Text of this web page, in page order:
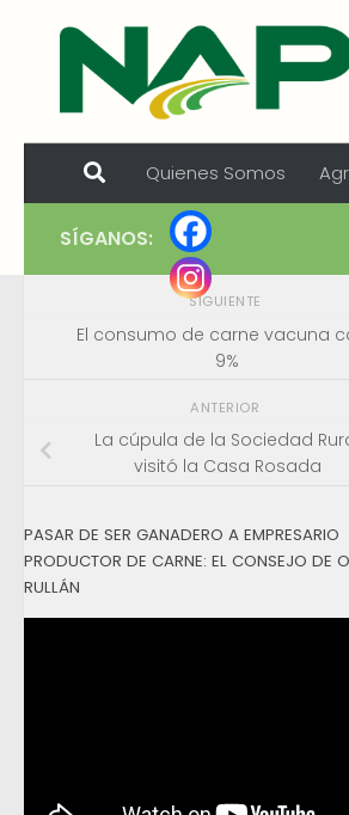
Skip to content
Quienes Somos
SÍGANOS:
SIGUIENTE
El consumo de carne vacuna
9%
ANTERIOR
La cúpula de la Sociedad
visitó la Casa Rosada
PASAR DE SER GANADERO A EMPRESARIO
PRODUCTOR DE CARNE: EL CONSEJO DE
RULLÁN